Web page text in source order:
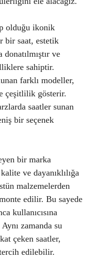
olduğu ikonik
bir saat, estetik
ve
sahiptir.
farklı modeller,
çeşitlilik gösterir.
saatler sunan
bir seçenek
bir marka
ve dayanıklılığa
malzemelerden
edilir. Bu sayede
kullanıcısına
zamanda su
çeken saatler,
edilebilir.